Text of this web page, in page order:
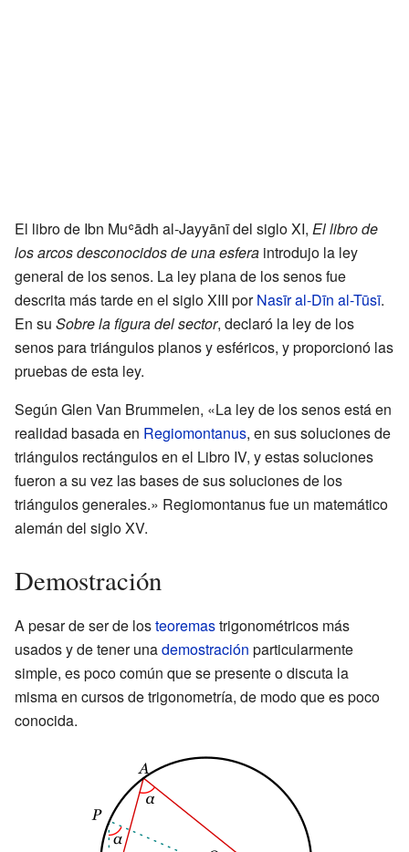
El libro de Ibn Muʿādh al-Jayyānī del siglo XI, El libro de
los arcos desconocidos de una esfera introdujo la ley
general de los senos. La ley plana de los senos fue
descrita más tarde en el siglo XIII porNasīr al-Dīn al-Tūsī.
En su Sobre la figura del sector, declaró la ley de los
senos para triángulos planos y esféricos, y proporcionó las
pruebas de esta ley.
Según Glen Van Brummelen, «La ley de los senos está en
realidad basada en Regiomontanus, en sus soluciones de
triángulos rectángulos en el Libro IV, y estas soluciones
fueron a su vez las bases de sus soluciones de los
triángulos generales.» Regiomontanus fue un matemático
alemán del siglo XV.
Demostración
A pesar de ser de losteoremastrigonométricos más
usados y de tener unademostración particularmente
simple, es poco común que se presente o discuta la
misma en cursos de trigonometría, de modo que es poco
conocida.